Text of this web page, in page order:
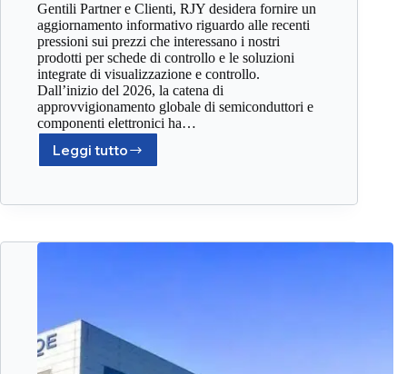
Gentili Partner e Clienti, RJY desidera fornire un
aggiornamento informativo riguardo alle recenti
pressioni sui prezzi che interessano i nostri
prodotti per schede di controllo e le soluzioni
integrate di visualizzazione e controllo.
Dall’inizio del 2026, la catena di
approvvigionamento globale di semiconduttori e
componenti elettronici ha…
Leggi tutto